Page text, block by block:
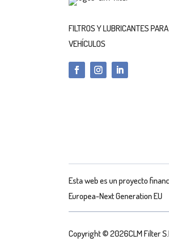
FILTROS Y LUBRICANTES
VEHÍCULOS
Esta web es un proyecto
Europea-Next Generation EU
Copyright © 2026CLM Filter